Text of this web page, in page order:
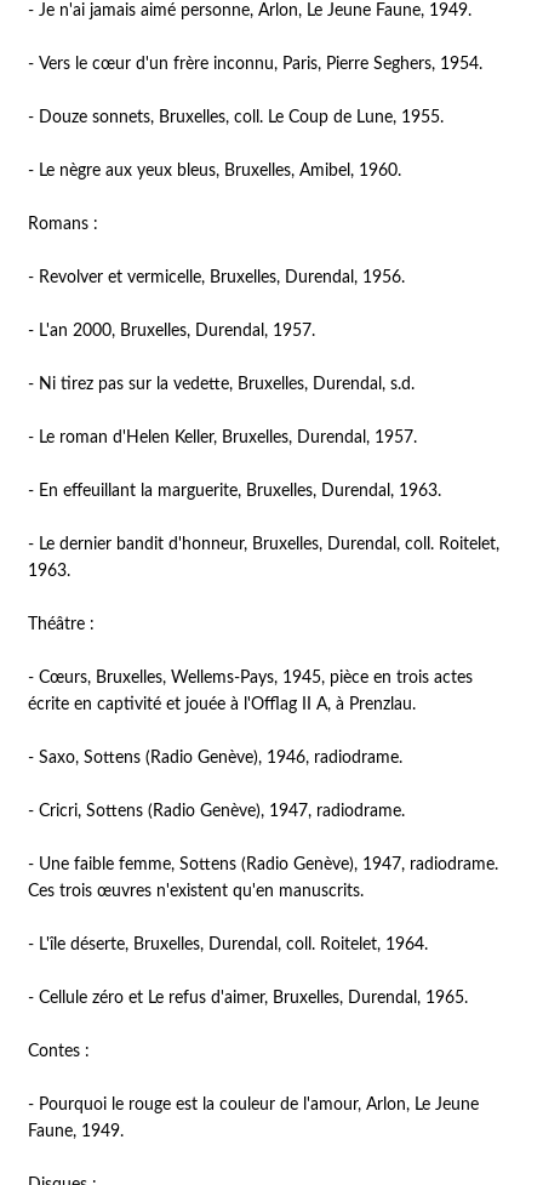
- Je n'ai jamais aimé personne, Arlon, Le Jeune Faune, 1949.
- Vers le cœur d'un frère inconnu, Paris, Pierre Seghers, 1954.
- Douze sonnets, Bruxelles, coll. Le Coup de Lune, 1955.
- Le nègre aux yeux bleus, Bruxelles, Amibel, 1960.
Romans :
- Revolver et vermicelle, Bruxelles, Durendal, 1956.
- L'an 2000, Bruxelles, Durendal, 1957.
- Ni tirez pas sur la vedette, Bruxelles, Durendal, s.d.
- Le roman d'Helen Keller, Bruxelles, Durendal, 1957.
- En effeuillant la marguerite, Bruxelles, Durendal, 1963.
- Le dernier bandit d'honneur, Bruxelles, Durendal, coll. Roitelet,
1963.
Théâtre :
- Cœurs, Bruxelles, Wellems-Pays, 1945, pièce en trois actes
écrite en captivité et jouée à l'Offlag II A, à Prenzlau.
- Saxo, Sottens (Radio Genève), 1946, radiodrame.
- Cricri, Sottens (Radio Genève), 1947, radiodrame.
- Une faible femme, Sottens (Radio Genève), 1947, radiodrame.
Ces trois œuvres n'existent qu'en manuscrits.
- L'île déserte, Bruxelles, Durendal, coll. Roitelet, 1964.
- Cellule zéro et Le refus d'aimer, Bruxelles, Durendal, 1965.
Contes :
- Pourquoi le rouge est la couleur de l'amour, Arlon, Le Jeune
Faune, 1949.